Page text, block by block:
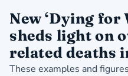
New ‘Dying for
sheds light on
related deaths
These examples and